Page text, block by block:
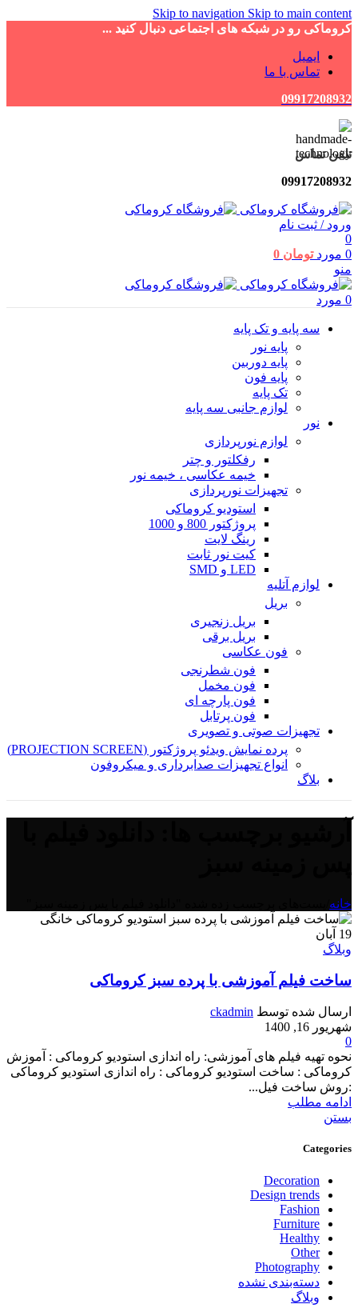
Skip to navigation Skip to main content
کروماکی رو در شبکه های اجتماعی دنبال کنید ...
ایمیل
تماس با ما
09917208932
تلفن تماس
09917208932
ورود / ثبت نام
0
0 مورد تومان
منو
0 مورد
سه پایه و تک پایه
پایه نور
پایه دوربین
پایه فون
تک پایه
لوازم جانبی سه پایه
نور
لوازم نورپردازی
رفکلتور و چتر
خیمه عکاسی ، خیمه نور
تجهیزات نورپردازی
استودیو کروماکی
پروژکتور 800 و 1000
رینگ لایت
کیت نور ثابت
LED و SMD
لوازم آتلیه
بریل
بریل زنجیری
بریل برقی
فون عکاسی
فون شطرنجی
فون مخمل
فون پارچه ای
فون پرتابل
تجهیزات صوتی و تصویری
پرده نمایش ویدئو پروژکتور (PROJECTION SCREEN)
انواع تجهیزات صدابرداری و میکروفون
بلاگ
خانه
19 آبان
وبلاگ
ساخت فیلم آموزشی با پرده سبز کروماکی
ارسال شده توسط ckadmin
شهریور 16, 1400
0
نحوه تهیه فیلم های آموزشی: راه اندازی استودیو کروماکی : آموزش
کروماکی : ساخت استودیو کروماکی : راه اندازی استودیو کروماکی
:روش ساخت فیل...
ادامه مطلب
بستن
Categories
Decoration
Design trends
Fashion
Furniture
Healthy
Other
Photography
دسته‌بندی نشده
وبلاگ